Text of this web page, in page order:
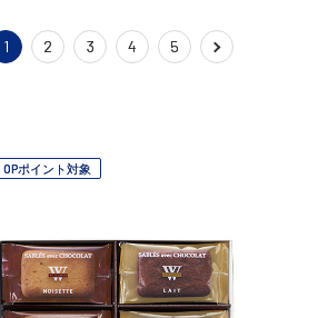
1 2 3 4 5
OPポイント対象